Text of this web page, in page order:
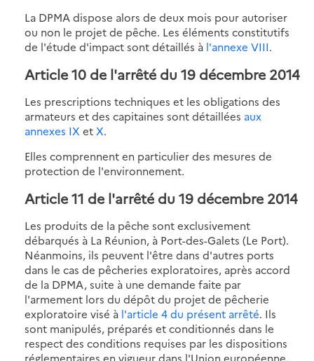
La DPMA dispose alors de deux mois pour autoriser
ou non le projet de pêche. Les éléments constitutifs
de l'étude d'impact sont détaillés à l'annexe VIII.
Article 10 de l'arrêté du 19 décembre 2014
Les prescriptions techniques et les obligations des
armateurs et des capitaines sont détaillées aux
annexes IX et X.
Elles comprennent en particulier des mesures de
protection de l'environnement.
Article 11 de l'arrêté du 19 décembre 2014
Les produits de la pêche sont exclusivement
débarqués à La Réunion, à Port-des-Galets (Le Port).
Néanmoins, ils peuvent l'être dans d'autres ports
dans le cas de pêcheries exploratoires, après accord
de la DPMA, suite à une demande faite par
l'armement lors du dépôt du projet de pêcherie
exploratoire visé à l'article 4 du présent arrêté. Ils
sont manipulés, préparés et conditionnés dans le
respect des conditions requises par les dispositions
réglementaires en vigueur dans l'Union européenne.